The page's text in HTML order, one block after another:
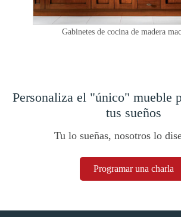
Gabinetes de cocina de madera
Personaliza el "único" mueble
tus sueños
Tu lo sueñas, nosotros lo
Programar una charla